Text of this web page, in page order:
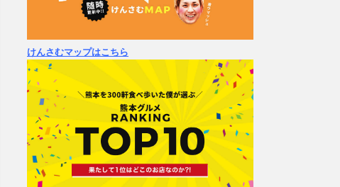
けんさむマップはこちら